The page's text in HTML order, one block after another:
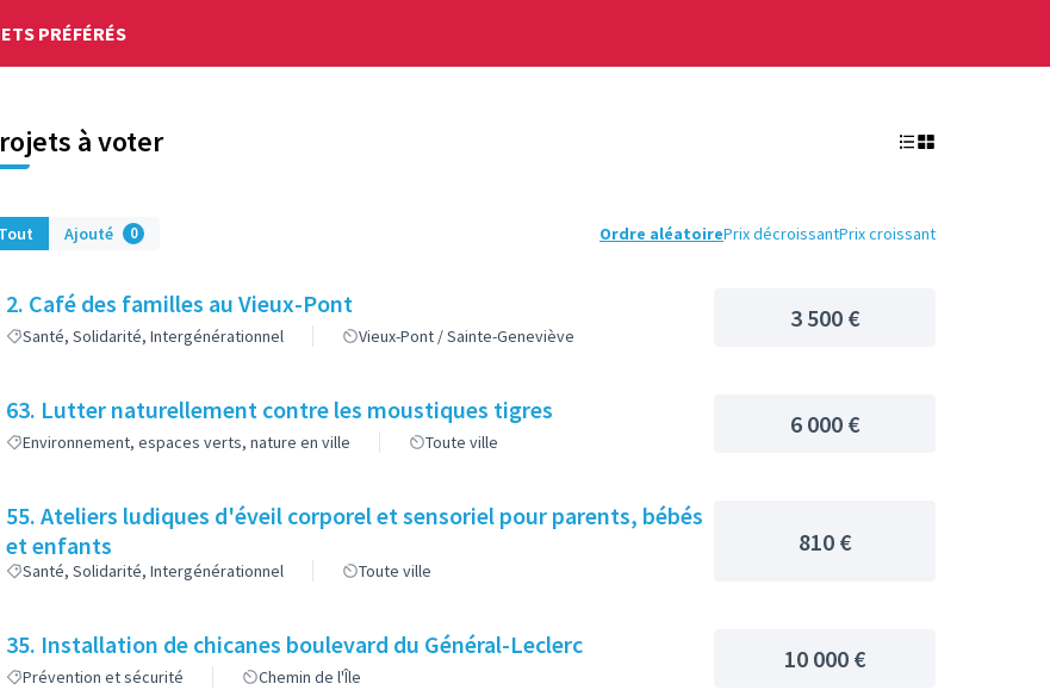
PRÉFÉRÉS
à voter
Tout Ajouté 0 Ordre aléatoirePrix décroissantPrix croissant
2. Café des familles au Vieux-Pont
Santé, Solidarité, Intergénérationnel Vieux-Pont / Sainte-Geneviève
3 500 €
63. Lutter naturellement contre les moustiques tigres
Environnement, espaces verts, nature en ville Toute ville
6 000 €
55. Ateliers ludiques d'éveil corporel et sensoriel pour parents, bébés
et enfants
Santé, Solidarité, Intergénérationnel Toute ville
810 €
35. Installation de chicanes boulevard du Général-Leclerc
Prévention et sécurité Chemin de l'Île
10 000 €